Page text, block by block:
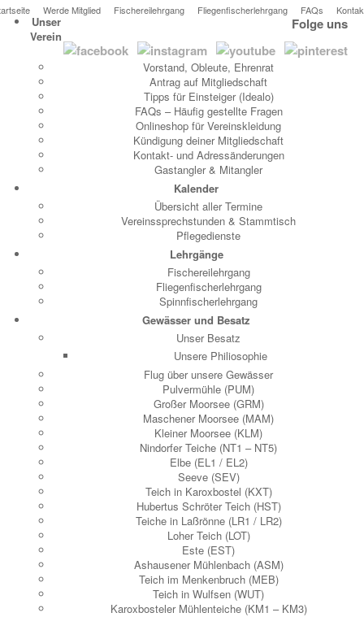
Werde Mitglied Fischereilehrgang Fliegenfischerlehrgang FAQs
Folge uns
Unser
Verein
Vorstand, Obleute, Ehrenrat
Antrag auf Mitgliedschaft
Tipps für Einsteiger (Idealo)
FAQs – Häufig gestellte Fragen
Onlineshop für Vereinskleidung
Kündigung deiner Mitgliedschaft
Kontakt- und Adressänderungen
Gastangler & Mitangler
Kalender
Übersicht aller Termine
Vereinssprechstunden & Stammtisch
Pflegedienste
Lehrgänge
Fischereilehrgang
Fliegenfischerlehrgang
Spinnfischerlehrgang
Gewässer und Besatz
Unser Besatz
Unsere Philiosophie
Flug über unsere Gewässer
Pulvermühle (PUM)
Großer Moorsee (GRM)
Maschener Moorsee (MAM)
Kleiner Moorsee (KLM)
Nindorfer Teiche (NT1 – NT5)
Elbe (EL1 / EL2)
Seeve (SEV)
Teich in Karoxbostel (KXT)
Hubertus Schröter Teich (HST)
Teiche in Laßrönne (LR1 / LR2)
Loher Teich (LOT)
Este (EST)
Ashausener Mühlenbach (ASM)
Teich im Menkenbruch (MEB)
Teich in Wulfsen (WUT)
Karoxbosteler Mühlenteiche (KM1 – KM3)